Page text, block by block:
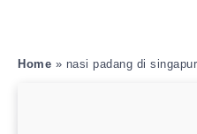
Home » nasi padang di